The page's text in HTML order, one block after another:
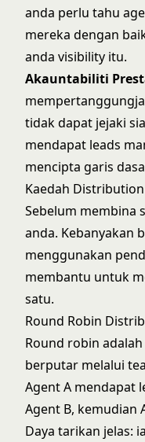
anda perlu tahu
mereka dengan
anda visibility itu.
Akauntabiliti
tidak dapat jejaki
mendapat leads
mencipta garis
Kaedah
Sebelum membina
anda. Kebanyakan
menggunakan
membantu untuk
satu.
Round Robin
Round robin
berputar melalui
Agent A mendapat
Agent B, kemudian
Daya tarikan jelas: